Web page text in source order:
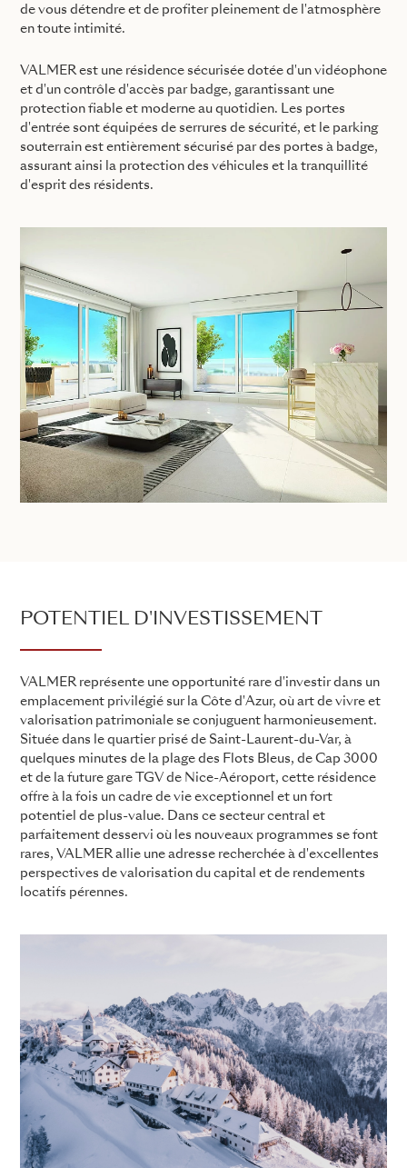
de vous détendre et de profiter pleinement de l'atmosphère
en toute intimité.
VALMER est une résidence sécurisée dotée d'un vidéophone
et d'un contrôle d'accès par badge, garantissant une
protection fiable et moderne au quotidien. Les portes
d'entrée sont équipées de serrures de sécurité, et le parking
souterrain est entièrement sécurisé par des portes à badge,
assurant ainsi la protection des véhicules et la tranquillité
d'esprit des résidents.
POTENTIEL D'INVESTISSEMENT
VALMER représente une opportunité rare d'investir dans un
emplacement privilégié sur la Côte d'Azur, où art de vivre et
valorisation patrimoniale se conjuguent harmonieusement.
Située dans le quartier prisé de Saint-Laurent-du-Var, à
quelques minutes de la plage des Flots Bleus, de Cap 3000
et de la future gare TGV de Nice-Aéroport, cette résidence
offre à la fois un cadre de vie exceptionnel et un fort
potentiel de plus-value. Dans ce secteur central et
parfaitement desservi où les nouveaux programmes se font
rares, VALMER allie une adresse recherchée à d'excellentes
perspectives de valorisation du capital et de rendements
locatifs pérennes.